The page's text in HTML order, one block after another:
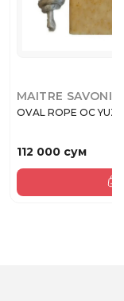
MAITRE
OVAL ROPE OC
112 000 сум